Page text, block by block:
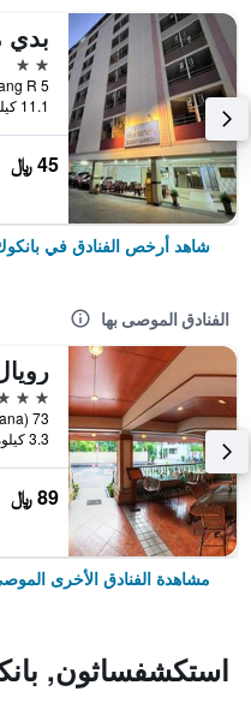
بدي
2 نجمتين
11.1 كيلومتر عن وسط المدينة
45 ﷼
شاهد أرخص الفنادق في
الفنادق الموصى بها
3 نجوم
3.3 كيلومتر عن وسط المدينة
89 ﷼
مشاهدة الفنادق الأخرى
استكشفساثون,